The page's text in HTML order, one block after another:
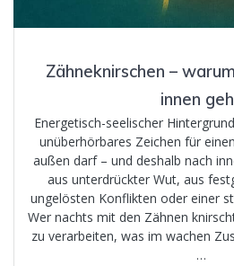
Zähneknirschen –
innen
Energetisch-seelischer
unüberhörbares Zeichen für
außen darf – und deshalb nach
aus unterdrückter Wut, aus
ungelösten Konflikten oder einer
Wer nachts mit den Zähnen
zu verarbeiten, was im wachen
…